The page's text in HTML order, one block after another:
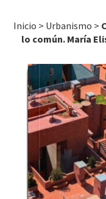
Inicio > Urbanismo >
lo común. María